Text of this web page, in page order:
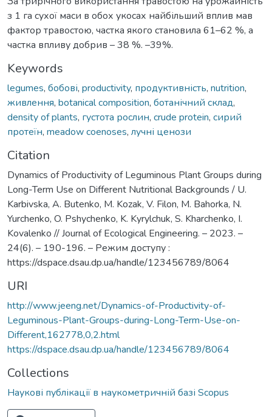
з 1 га сухої маси в обох укосах найбільший вплив мав
фактор травостою, частка якого становила 61–62 %, а
частка впливу добрив – 38 %. –39%.
Keywords
legumes, бобові, productivity, продуктивність, nutrition,
живлення, botanical composition, ботанічний склад,
density of plants, густота рослин, crude protein, сирий
протеїн, meadow coenoses, лучні ценози
Citation
Dynamics of Productivity of Leguminous Plant Groups during
Long-Term Use on Different Nutritional Backgrounds / U.
Karbivska, A. Butenko, M. Kozak, V. Filon, M. Bahorka, N.
Yurchenko, O. Pshychenko, K. Kyrylchuk, S. Kharchenko, I.
Kovalenko // Journal of Ecological Engineering. – 2023. –
24(6). – 190-196. – Режим доступу :
https://dspace.dsau.dp.ua/handle/123456789/8064
URI
http://www.jeeng.net/Dynamics-of-Productivity-of-
Leguminous-Plant-Groups-during-Long-Term-Use-on-
Different,162778,0,2.html
https://dspace.dsau.dp.ua/handle/123456789/8064
Collections
Наукові публікації в наукометричній базі Scopus